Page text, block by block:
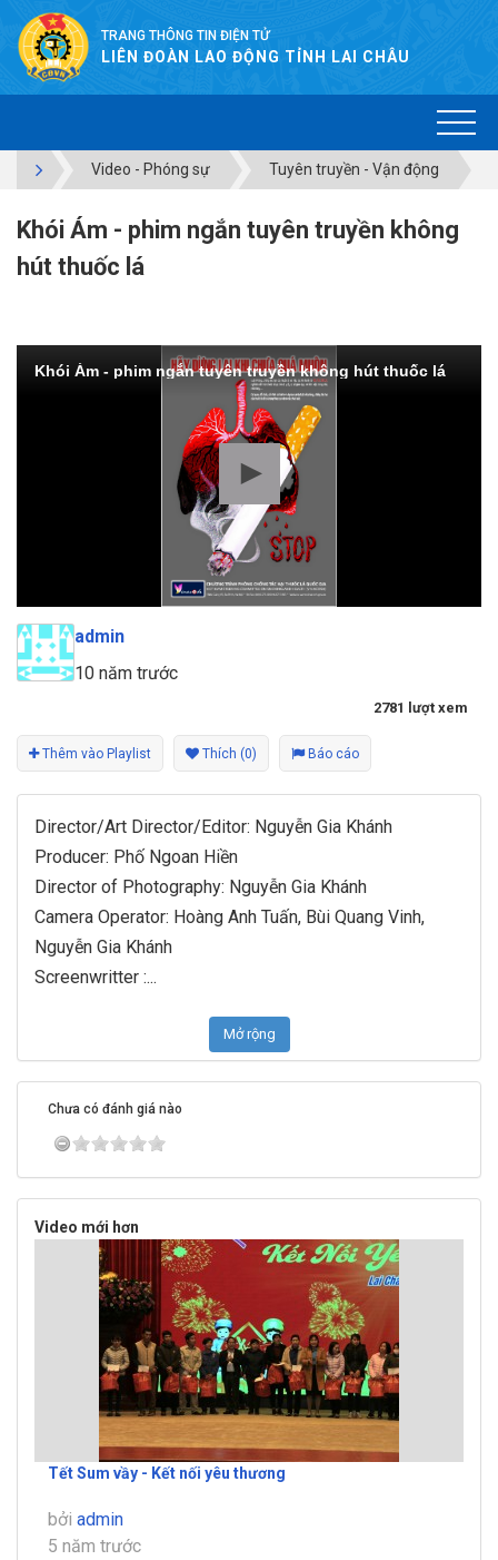
TRANG THÔNG TIN ĐIỆN TỬ
LIÊN ĐOÀN LAO ĐỘNG TỈNH LAI CHÂU
Video - Phóng sự Tuyên truyền - Vận động
Khói Ám - phim ngắn tuyên truyền không
hút thuốc lá
Khói Ám - phim ngắn tuyên truyền không hút thuốc lá
admin
10 năm trước
2781 lượt xem
Thêm vào Playlist Thích (0) Báo cáo
Director/Art Director/Editor: Nguyễn Gia Khánh
Producer: Phố Ngoan Hiền
Director of Photography: Nguyễn Gia Khánh
Camera Operator: Hoàng Anh Tuấn, Bùi Quang Vinh,
Nguyễn Gia Khánh
Screenwritter :...
Mở rộng
Chưa có đánh giá nào
Video mới hơn
Tết Sum vầy - Kết nối yêu thương
bởi admin
5 năm trước